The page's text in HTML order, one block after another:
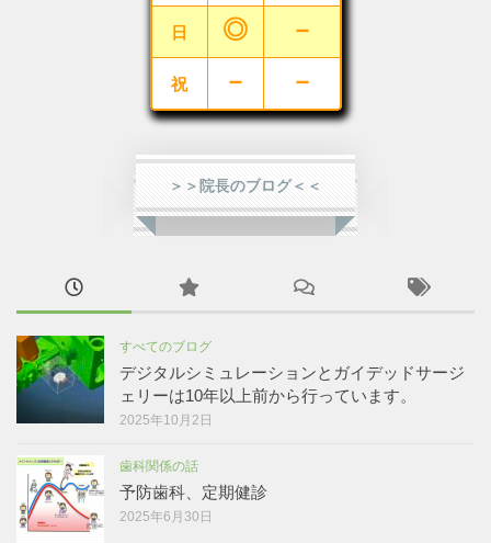
日 ◎ －
祝 － －
＞＞院長のブログ＜＜
すべてのブログ
デジタルシミュレーションとガイデッドサージ
ェリーは10年以上前から行っています。
2025年10月2日
歯科関係の話
予防歯科、定期健診
2025年6月30日